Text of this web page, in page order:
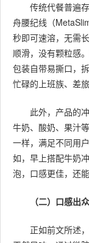
传统代餐普遍
舟腰纪线（
秒即可速溶，无需
顺滑，没有颗粒感
包装自带易撕口，
忙碌的上班族、差旅
此外，产品的
牛奶、酸奶、果汁
一样，满足不同用
如，早上搭配牛奶
泡，口感更佳，还
（二）口感出
正如前文所述